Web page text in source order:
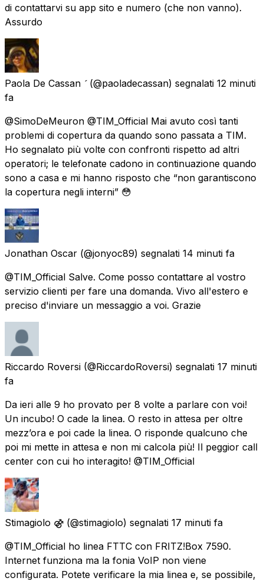
di contattarvi su app sito e numero (che non vanno).
Assurdo
Paola De Cassan  (@paoladecassan) segnalati 12 minuti
fa
@SimoDeMeuron @TIM_Official Mai avuto così tanti
problemi di copertura da quando sono passata a TIM.
Ho segnalato più volte con confronti rispetto ad altri
operatori; le telefonate cadono in continuazione quando
sono a casa e mi hanno risposto che “non garantiscono
la copertura negli interni” 😳
Jonathan Oscar (@jonyoc89) segnalati 14 minuti fa
@TIM_Official Salve. Come posso contattare al vostro
servizio clienti per fare una domanda. Vivo all'estero e
preciso d'inviare un messaggio a voi. Grazie
Riccardo Roversi (@RiccardoRoversi) segnalati 17 minuti
fa
Da ieri alle 9 ho provato per 8 volte a parlare con voi!
Un incubo! O cade la linea. O resto in attesa per oltre
mezz’ora e poi cade la linea. O risponde qualcuno che
poi mi mette in attesa e non mi calcola più! Il peggior call
center con cui ho interagito! @TIM_Official
Stimagiolo ⚣ (@stimagiolo) segnalati 17 minuti fa
@TIM_Official ho linea FTTC con FRITZ!Box 7590.
Internet funziona ma la fonia VoIP non viene
configurata. Potete verificare la mia linea e, se possibile,